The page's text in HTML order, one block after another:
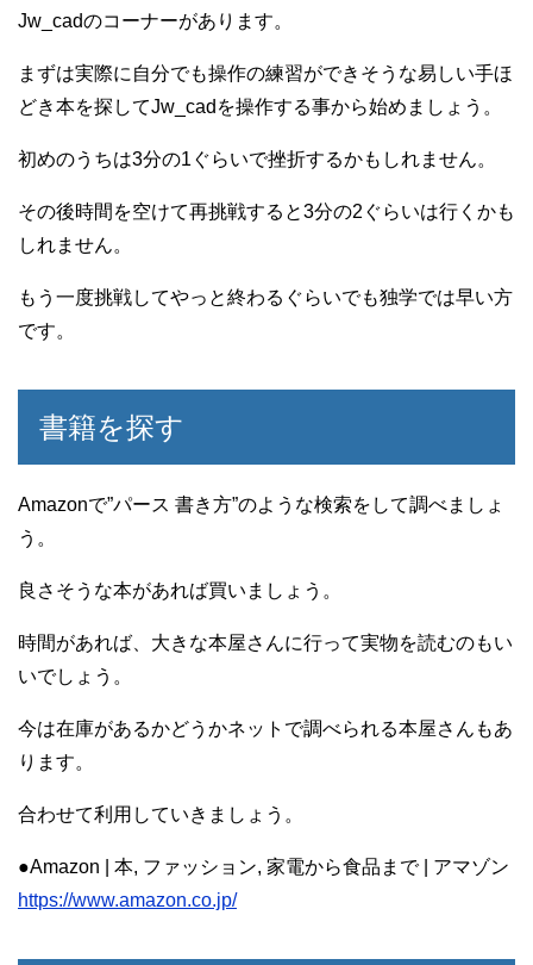
Jw_cadのコーナーがあります。
まずは実際に自分でも操作の練習ができそうな易しい手ほ
どき本を探してJw_cadを操作する事から始めましょう。
初めのうちは3分の1ぐらいで挫折するかもしれません。
その後時間を空けて再挑戦すると3分の2ぐらいは行くかも
しれません。
もう一度挑戦してやっと終わるぐらいでも独学では早い方
です。
書籍を探す
Amazonで”パース 書き方”のような検索をして調べましょ
う。
良さそうな本があれば買いましょう。
時間があれば、大きな本屋さんに行って実物を読むのもい
いでしょう。
今は在庫があるかどうかネットで調べられる本屋さんもあ
ります。
合わせて利用していきましょう。
●Amazon | 本, ファッション, 家電から食品まで | アマゾン
https://www.amazon.co.jp/